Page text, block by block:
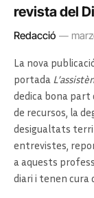
revista del
Redacció
La nova
portada
dedica bona part
de recursos, la
desigualtats
entrevistes,
a aquests
diari i tenen cura